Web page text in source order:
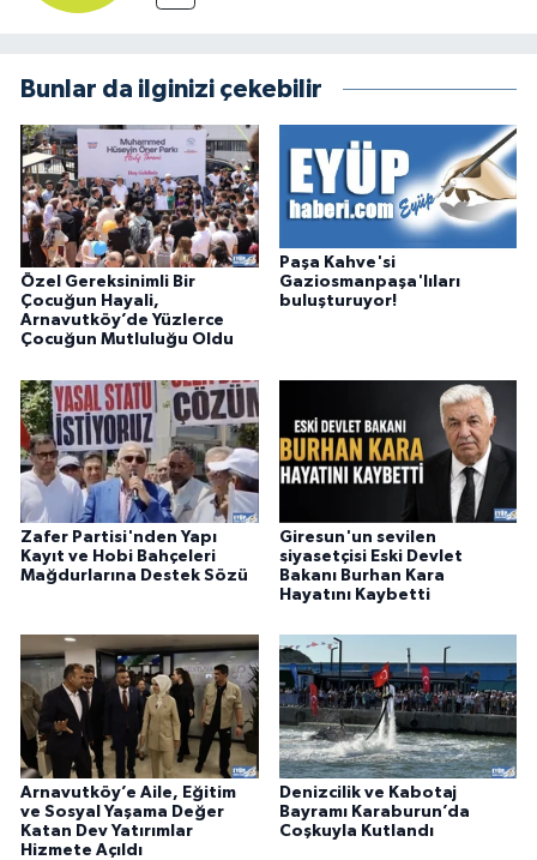
Bunlar da ilginizi çekebilir
Özel Gereksinimli Bir
Çocuğun Hayali,
Arnavutköy’de Yüzlerce
Çocuğun Mutluluğu Oldu
Paşa Kahve'si
Gaziosmanpaşa'lıları
buluşturuyor!
Zafer Partisi'nden Yapı
Kayıt ve Hobi Bahçeleri
Mağdurlarına Destek Sözü
Giresun'un sevilen
siyasetçisi Eski Devlet
Bakanı Burhan Kara
Hayatını Kaybetti
Arnavutköy’e Aile, Eğitim
ve Sosyal Yaşama Değer
Katan Dev Yatırımlar
Hizmete Açıldı
Denizcilik ve Kabotaj
Bayramı Karaburun’da
Coşkuyla Kutlandı